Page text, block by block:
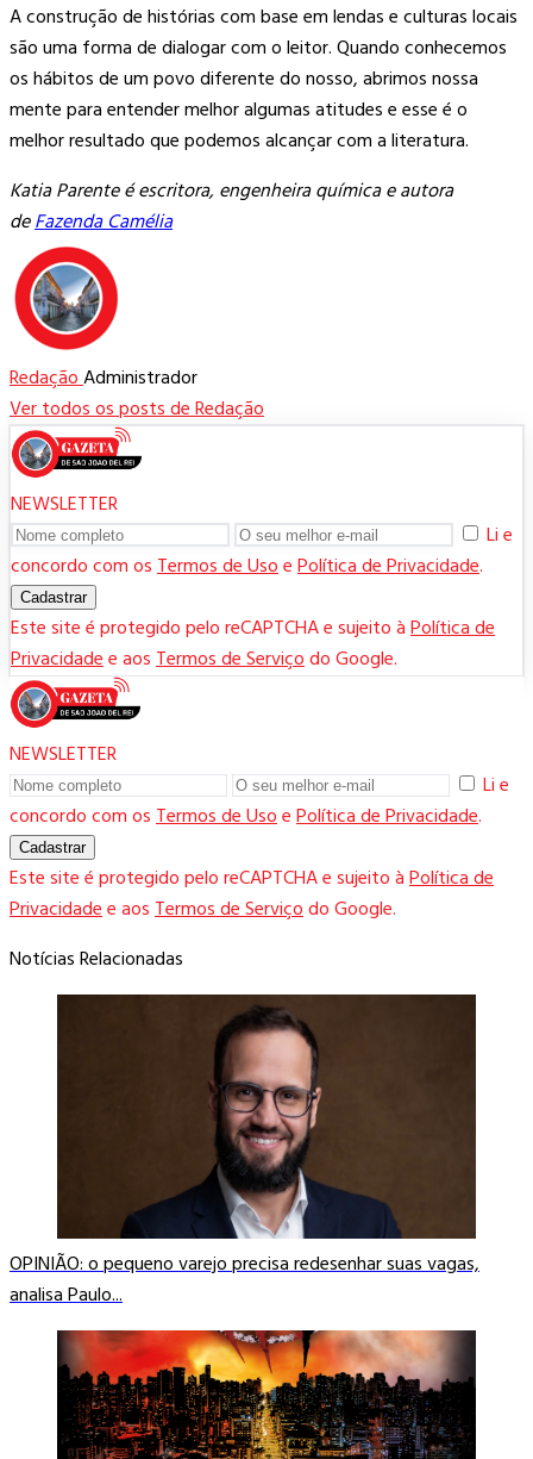
A construção de histórias com base em lendas e culturas locais
são uma forma de dialogar com o leitor. Quando conhecemos
os hábitos de um povo diferente do nosso, abrimos nossa
mente para entender melhor algumas atitudes e esse é o
melhor resultado que podemos alcançar com a literatura.
Katia Parente é escritora, engenheira química e autora
deFazenda Camélia
RedaçãoAdministrador
Ver todos os posts de Redação
NEWSLETTER
Li e
concordo com osTermos de UsoePolítica de Privacidade.
Cadastrar
Este site é protegido pelo reCAPTCHA e sujeito àPolítica de
Privacidadee aosTermos de Serviçodo Google.
NEWSLETTER
Li e
concordo com osTermos de UsoePolítica de Privacidade.
Cadastrar
Este site é protegido pelo reCAPTCHA e sujeito àPolítica de
Privacidadee aosTermos de Serviçodo Google.
Notícias Relacionadas
OPINIÃO: o pequeno varejo precisa redesenhar suas vagas,
analisa Paulo...